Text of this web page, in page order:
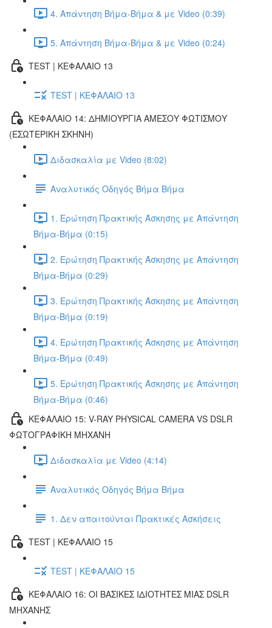
4. Απάντηση Βήμα-Βήμα & με Video (0:39)
5. Απάντηση Βήμα-Βήμα & με Video (0:24)
TEST | ΚΕΦΑΛΑΙΟ 13
TEST | ΚΕΦΑΛΑΙΟ 13
ΚΕΦΑΛΑΙΟ 14: ΔΗΜΙΟΥΡΓΙΑ ΑΜΕΣΟΥ ΦΩΤΙΣΜΟΥ
(ΕΣΩΤΕΡΙΚΗ ΣΚΗΝΗ)
Διδασκαλία με Video (8:02)
Αναλυτικός Οδηγός Βήμα Βήμα
1. Ερώτηση Πρακτικής Άσκησης με Απάντηση
Βήμα-Βήμα (0:15)
2. Ερώτηση Πρακτικής Άσκησης με Απάντηση
Βήμα-Βήμα (0:29)
3. Ερώτηση Πρακτικής Άσκησης με Απάντηση
Βήμα-Βήμα (0:19)
4. Ερώτηση Πρακτικής Άσκησης με Απάντηση
Βήμα-Βήμα (0:49)
5. Ερώτηση Πρακτικής Άσκησης με Απάντηση
Βήμα-Βήμα (0:46)
ΚΕΦΑΛΑΙΟ 15: V-RAY PHYSICAL CAMERA VS DSLR
ΦΩΤΟΓΡΑΦΙΚΗ ΜΗΧΑΝΗ
Διδασκαλία με Video (4:14)
Αναλυτικός Οδηγός Βήμα Βήμα
1. Δεν απαιτούνται Πρακτικές Ασκήσεις
TEST | ΚΕΦΑΛΑΙΟ 15
TEST | ΚΕΦΑΛΑΙΟ 15
ΚΕΦΑΛΑΙΟ 16: ΟΙ ΒΑΣΙΚΕΣ ΙΔΙΟΤΗΤΕΣ ΜΙΑΣ DSLR
ΜΗΧΑΝΗΣ